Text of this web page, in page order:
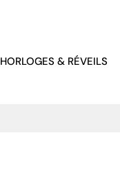
HORLOGES & RÉVEILS